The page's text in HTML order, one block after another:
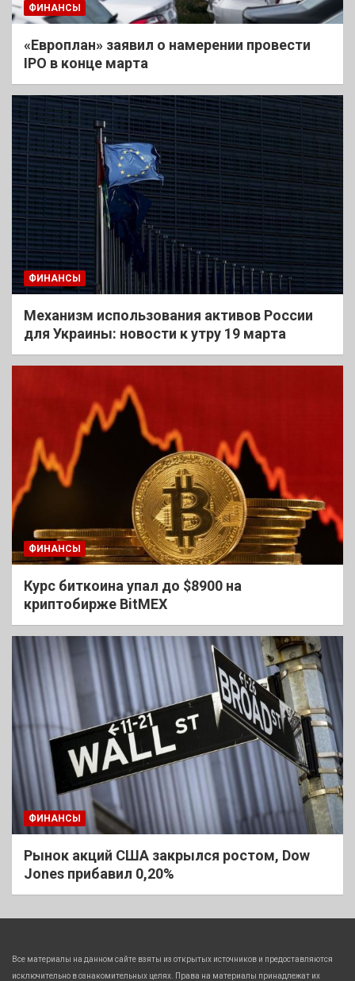
ФИНАНСЫ
«Европлан» заявил о намерении провести
IPO в конце марта
ФИНАНСЫ
Механизм использования активов России
для Украины: новости к утру 19 марта
ФИНАНСЫ
Курс биткоина упал до $8900 на
криптобирже BitMEX
ФИНАНСЫ
Рынок акций США закрылся ростом, Dow
Jones прибавил 0,20%
Все материалы на данном сайте взяты из открытых источников и предоставляются
исключительно в ознакомительных целях. Права на материалы принадлежат их